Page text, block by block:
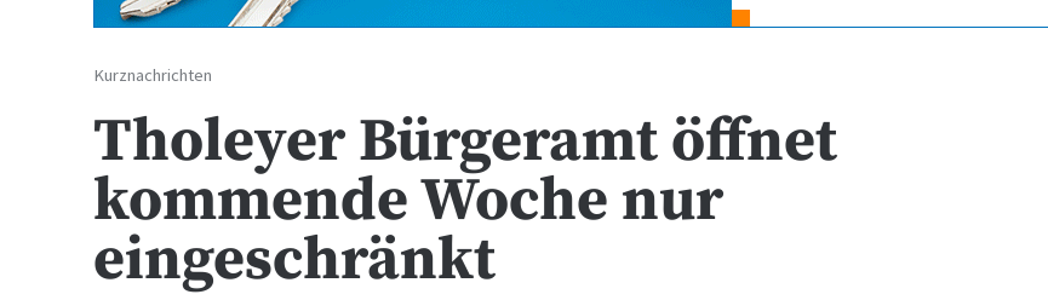
Kurznachrichten
Tholeyer Bürgeramt öffnet
kommende Woche nur
eingeschränkt